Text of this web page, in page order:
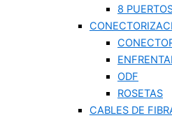
8
ODF
ROSETAS
CABLES DE